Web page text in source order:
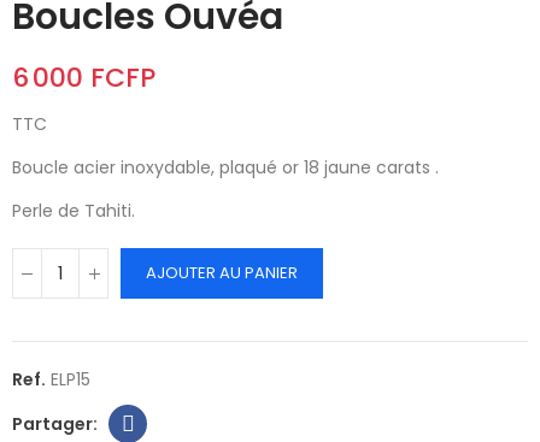
Boucles Ouvéa
6 000 FCFP
TTC
Boucle acier inoxydable, plaqué or 18 jaune carats .
Perle de Tahiti.
AJOUTER AU PANIER
Ref. ELP15